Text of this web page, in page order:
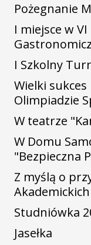
Pożegnanie
I miejsce w
I Szkolny
Wielki
Olimpiadzie
W teatrze
W Domu
"Bezpieczna
Z myślą o
Akademickich
Studniówka
Jasełka